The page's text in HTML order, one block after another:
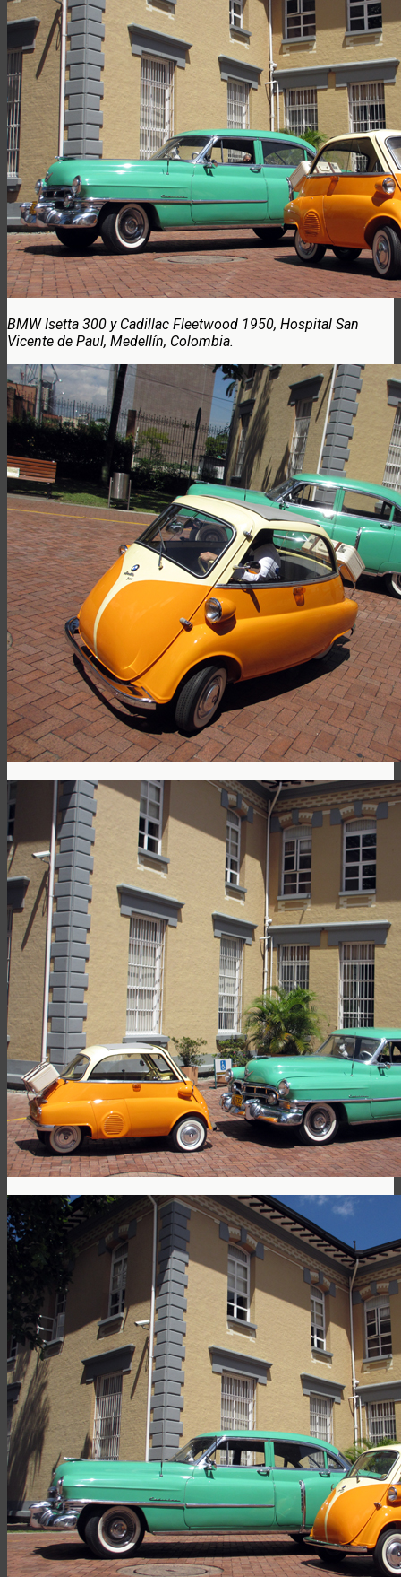
BMW Isetta 300 y Cadillac Fleetwood 1950, Hospital San
Vicente de Paul, Medellín, Colombia.